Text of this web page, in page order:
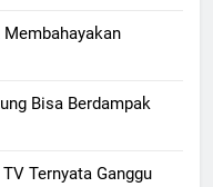
Membahayakan
Bisa Berdampak
Ternyata Ganggu